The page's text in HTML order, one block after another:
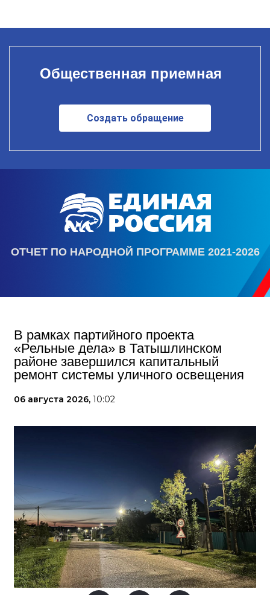
Общественная приемная
Создать обращение
ОТЧЕТ ПО НАРОДНОЙ ПРОГРАММЕ 2021-2026
В рамках партийного проекта
«Рельные дела» в Татышлинском
районе завершился капитальный
ремонт системы уличного освещения
06 августа 2026, 10:02